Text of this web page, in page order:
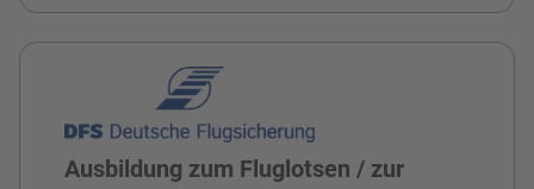
Ausbildung zum Fluglotsen / zur